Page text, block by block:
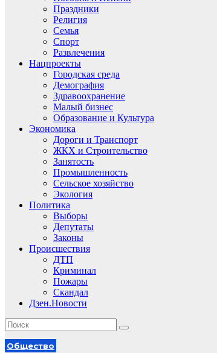
Праздники
Религия
Семья
Спорт
Развлечения
Нацпроекты
Городская среда
Демография
Здравоохранение
Малый бизнес
Образование и Культура
Экономика
Дороги и Транспорт
ЖКХ и Строительство
Занятость
Промышленность
Сельское хозяйство
Экология
Политика
Выборы
Депутаты
Законы
Происшествия
ДТП
Криминал
Пожары
Скандал
Дзен.Новости
Общество